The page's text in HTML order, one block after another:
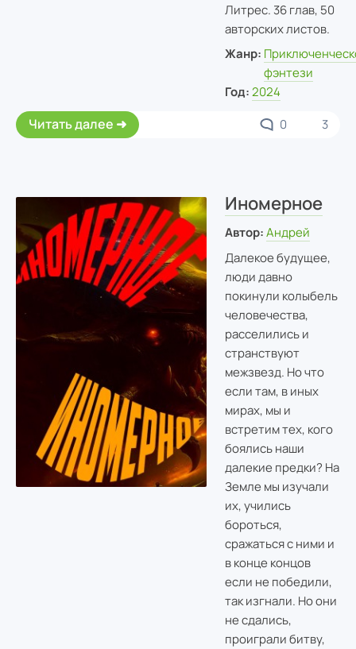
Литрес. 36 глав, 50
авторских листов.
Жанр:
фэнтези
Год: 2024
Читать далее 0 3
Иномерное
Автор: Андрей
Далекое будущее,
люди давно
покинули колыбель
человечества,
расселились и
странствуют
межзвезд. Но что
если там, в иных
мирах, мы и
встретим тех, кого
боялись наши
далекие предки? На
Земле мы изучали
их, учились
бороться,
сражаться с ними и
в конце концов
если не победили,
так изгнали. Но они
не сдались,
проиграли битву,